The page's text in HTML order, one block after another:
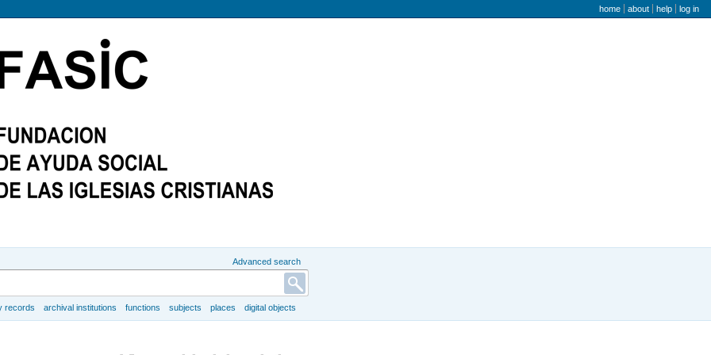
user menu
home about help log in
Advanced search
records archival institutions functions subjects places digital objects